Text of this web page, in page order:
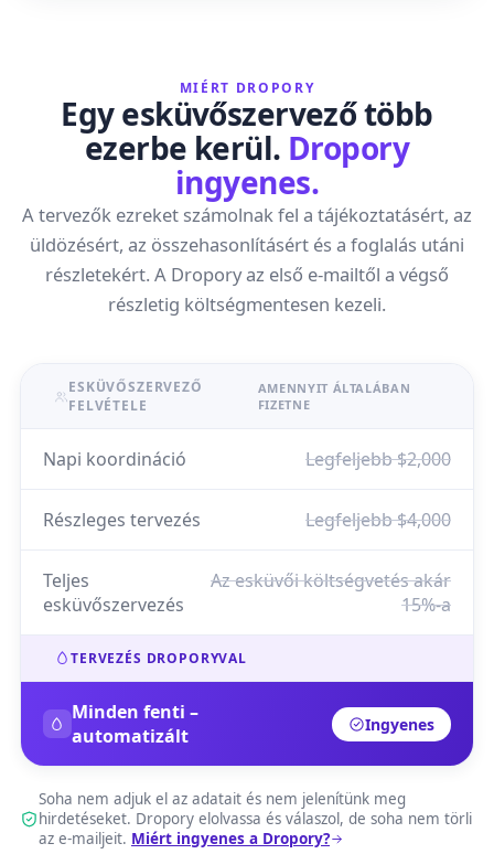
MIÉRT DROPORY
Egy esküvőszervező több
ezerbe kerül. Dropory
ingyenes.
A tervezők ezreket számolnak fel a tájékoztatásért, az
üldözésért, az összehasonlításért és a foglalás utáni
részletekért. A Dropory az első e-mailtől a végső
részletig költségmentesen kezeli.
ESKÜVŐSZERVEZŐ
FELVÉTELE
AMENNYIT ÁLTALÁBAN
FIZETNE
Napi koordináció Legfeljebb $2,000
Részleges tervezés Legfeljebb $4,000
Teljes
esküvőszervezés
Az esküvői költségvetés akár
15%-a
TERVEZÉS DROPORYVAL
Minden fenti –
automatizált
Ingyenes
Soha nem adjuk el az adatait és nem jelenítünk meg
hirdetéseket. Dropory elolvassa és válaszol, de soha nem törli
az e-mailjeit. Miért ingyenes a Dropory?